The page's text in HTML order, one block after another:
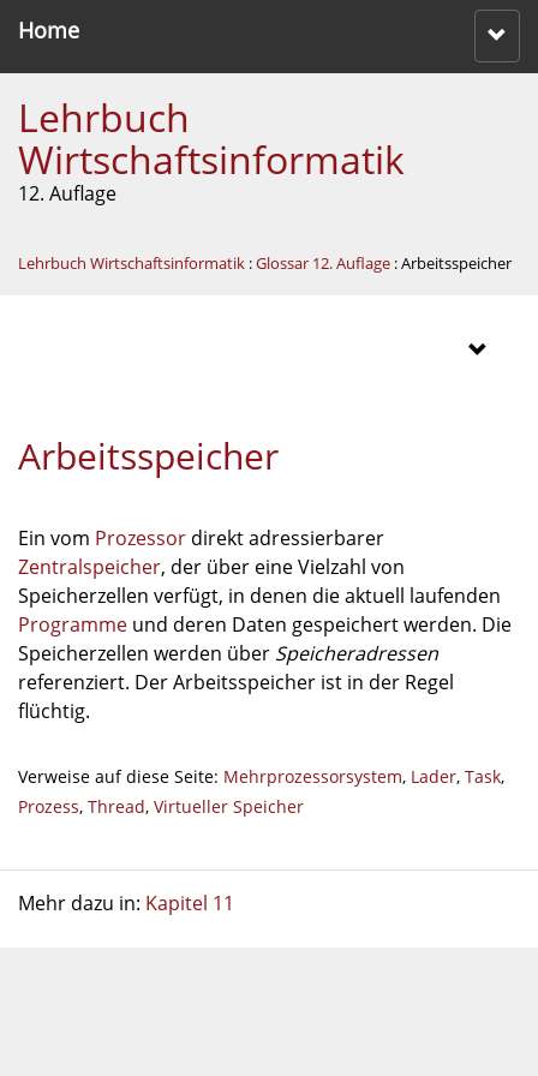
Home
Lehrbuch
Wirtschaftsinformatik
12. Auflage
Lehrbuch Wirtschaftsinformatik :Glossar 12. Auflage : Arbeitsspeicher
Arbeitsspeicher
Ein vom Prozessor direkt adressierbarer
Zentralspeicher, der über eine Vielzahl von
Speicherzellen verfügt, in denen die aktuell laufenden
Programme und deren Daten gespeichert werden. Die
Speicherzellen werden über Speicheradressen
referenziert. Der Arbeitsspeicher ist in der Regel
flüchtig.
Verweise auf diese Seite: Mehrprozessorsystem, Lader, Task,
Prozess, Thread, Virtueller Speicher
Mehr dazu in: Kapitel 11